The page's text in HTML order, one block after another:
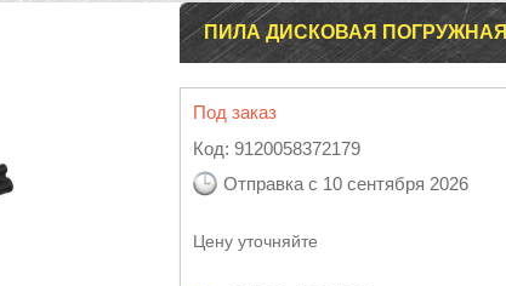
ПИЛА ДИСКОВАЯ ПОГРУЖНАЯ
Под заказ
Код: 9120058372179
Отправка с 10 сентября 2026
Цену уточняйте